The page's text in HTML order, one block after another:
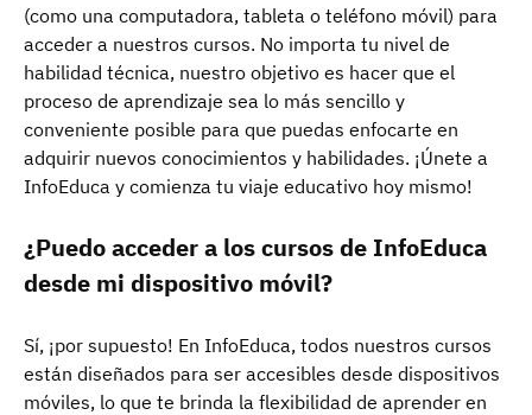
(como una computadora, tableta o teléfono móvil) para
acceder a nuestros cursos. No importa tu nivel de
habilidad técnica, nuestro objetivo es hacer que el
proceso de aprendizaje sea lo más sencillo y
conveniente posible para que puedas enfocarte en
adquirir nuevos conocimientos y habilidades. ¡Únete a
InfoEduca y comienza tu viaje educativo hoy mismo!
¿Puedo acceder a los cursos de InfoEduca
desde mi dispositivo móvil?
Sí, ¡por supuesto! En InfoEduca, todos nuestros cursos
están diseñados para ser accesibles desde dispositivos
móviles, lo que te brinda la flexibilidad de aprender en